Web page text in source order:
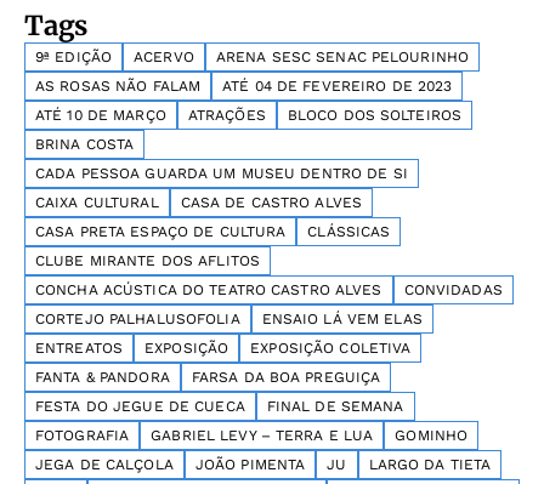
Tags
9ª EDIÇÃO ACERVO
ARENA SESC SENAC PELOURINHO
AS ROSAS NÃO FALAM
ATÉ 04 DE FEVEREIRO DE 2023
ATÉ 10 DE MARÇO
ATRAÇÕES
BLOCO DOS SOLTEIROS
BRINA COSTA
CADA PESSOA GUARDA UM MUSEU DENTRO DE SI
CAIXA CULTURAL
CASA DE CASTRO ALVES
CASA PRETA ESPAÇO DE CULTURA
CLÁSSICAS
CLUBE MIRANTE DOS AFLITOS
CONCHA ACÚSTICA DO TEATRO CASTRO ALVES
CONVIDADAS
CORTEJO PALHALUSOFOLIA
ENSAIO LÁ VEM ELAS
ENTREATOS
EXPOSIÇÃO
EXPOSIÇÃO COLETIVA
FANTA & PANDORA
FARSA DA BOA PREGUIÇA
FESTA DO JEGUE DE CUECA
FINAL DE SEMANA
FOTOGRAFIA
GABRIEL LEVY – TERRA E LUA
GOMINHO
JEGA DE CALÇOLA
JOÃO PIMENTA JU
LARGO DA TIETA